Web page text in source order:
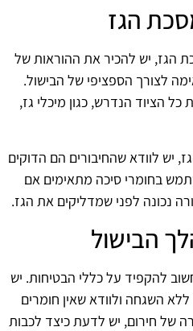
הגז
הגז, יש להכיר את ההוראות של
לצורך הספציפי של הבישול.
הציוד הנדרש, כגון מיכלי גז,
יש לוודא שהחיבורים הם הדוקים
בחומרי סיכה מתאימים אם
נכונה לפני שמדליקים את הגז.
הבישול
להקפיד על כללי הבטיחות. יש
השגחה ולוודא שאין חומרים
של חירום, יש לדעת כיצד לכבות